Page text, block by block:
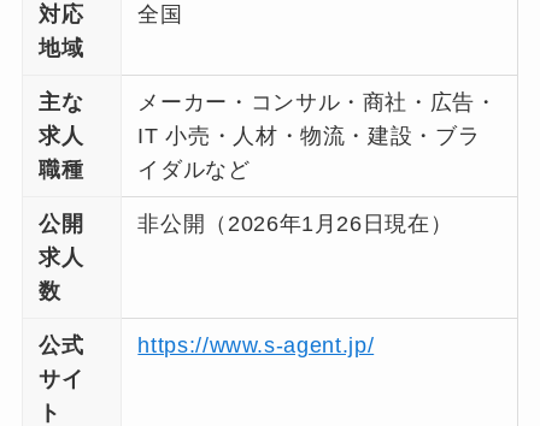
対応
地域
全国
主な
求人
職種
メーカー・コンサル・商社・広告・
IT 小売・人材・物流・建設・ブラ
イダルなど
公開
求人
数
非公開（2026年1月26日現在）
公式
サイ
ト
https://www.s-agent.jp/